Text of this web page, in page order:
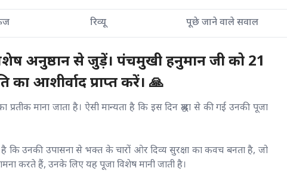
रिव्यू पूछे जाने वाले सवाल
अनुष्ठान से जुड़ें। पंचमुखी हनुमान जी को 21
आशीर्वाद प्राप्त करें। 🙏
माना जाता है। ऐसी मान्यता है कि इस दिन श्रद्धा से की गई उनकी पूजा
है कि उनकी उपासना से भक्त के चारों ओर दिव्य सुरक्षा का कवच बनता है, जो
करते हैं, उनके लिए यह पूजा विशेष मानी जाती है।